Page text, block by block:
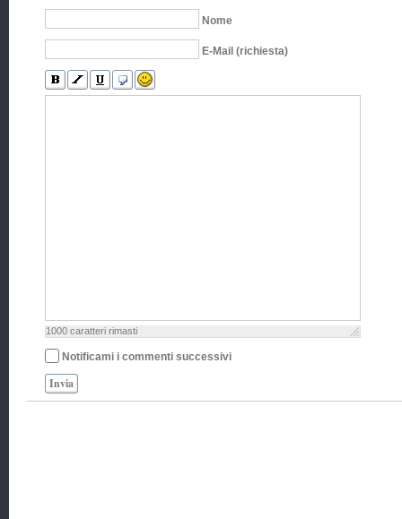
Nome
E-Mail (richiesta)
1000 caratteri rimasti
Notificami i commenti successivi
Invia